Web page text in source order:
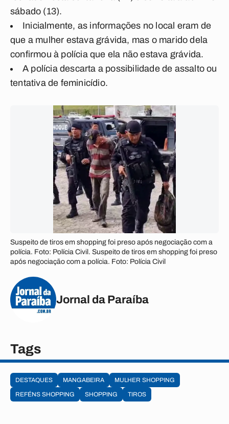
sábado (13).
Inicialmente, as informações no local eram de
que a mulher estava grávida, mas o marido dela
confirmou à polícia que ela não estava grávida.
A polícia descarta a possibilidade de assalto ou
tentativa de feminicídio.
Suspeito de tiros em shopping foi preso após negociação com a
polícia. Foto: Polícia Civil. Suspeito de tiros em shopping foi preso
após negociação com a polícia. Foto: Polícia Civil
Jornal da Paraíba
Tags
DESTAQUES MANGABEIRA
MULHER SHOPPING
REFÉNS SHOPPING
SHOPPING TIROS